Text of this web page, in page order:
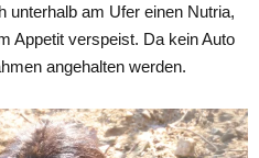
unterhalb am Ufer einen Nutria,
Appetit verspeist. Da kein Auto
angehalten werden.